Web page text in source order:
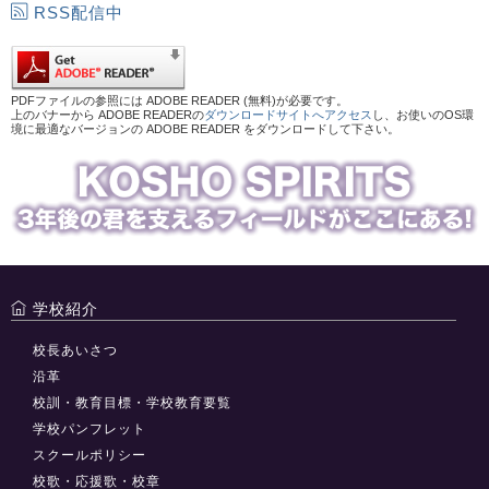
RSS配信中
PDFファイルの参照には ADOBE READER (無料)が必要です。
上のバナーから ADOBE READERのダウンロードサイトへアクセス し、お使いのOS環
境に最適なバージョンの ADOBE READER をダウンロードして下さい。
学校紹介
校長あいさつ
沿革
校訓・教育目標・学校教育要覧
学校パンフレット
スクールポリシー
校歌・応援歌・校章